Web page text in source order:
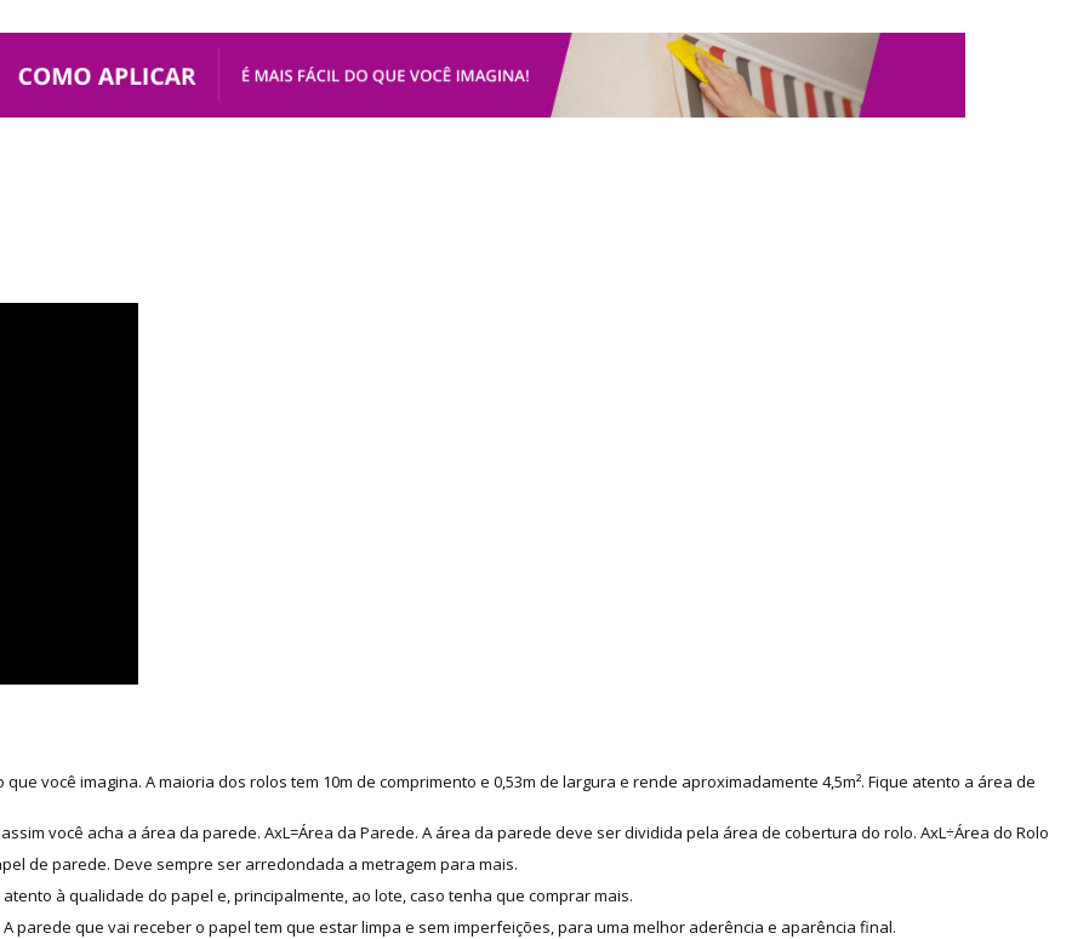
você imagina. A maioria dos rolos tem 10m de comprimento e 0,53m de largura e rende aproximadamente 4,5m². Fique atento a área de
você acha a área da parede. AxL=Área da Parede. A área da parede deve ser dividida pela área de cobertura do rolo. AxL÷Área do Rolo
de parede. Deve sempre ser arredondada a metragem para mais.
à qualidade do papel e, principalmente, ao lote, caso tenha que comprar mais.
parede que vai receber o papel tem que estar limpa e sem imperfeições, para uma melhor aderência e aparência final.